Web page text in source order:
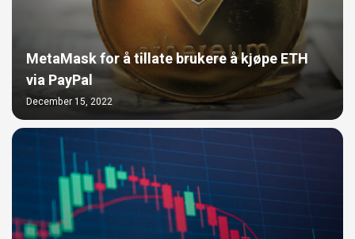
MetaMask for å tillate brukere å kjøpe ETH
via PayPal
December 15, 2022